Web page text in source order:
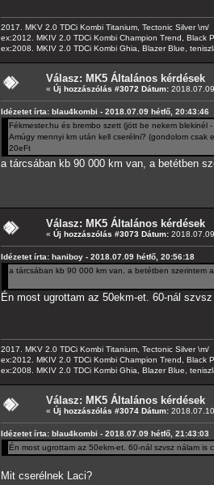
2017. MKV 2.0 TDCi Kombi Titanium, Tectonic Silver \m/
ex:2012. MKIV 2.0 TDCi Kombi Champion Trend, Black
ex:2008. MKIV 2.0 TDCi Kombi Ghia, Blazer Blue,
Válasz: MK5 Általános kérdések
« Új hozzászólás #3072 Dátum:
Idézetet írta: blau4kombi - 2018.07.09 hétfő, 20:43:46
Fékmester.hu és brembo szett (jött be nekem blekinél
Amúgy mennyi km után kell cserélni? (gondolom csak
20eFt
a tárcsában kb 90 000 km van, a betétben
Válasz: MK5 Általános kérdések
« Új hozzászólás #3073 Dátum:
Idézetet írta: haniboy - 2018.07.09 hétfő, 20:56:18
a tárcsában kb 90 000 km van, a betétben szerintem
Én most ugrottam az 50ekm-et. 60-nál
2017. MKV 2.0 TDCi Kombi Titanium, Tectonic Silver \m/
ex:2012. MKIV 2.0 TDCi Kombi Champion Trend, Black
ex:2008. MKIV 2.0 TDCi Kombi Ghia, Blazer Blue,
Válasz: MK5 Általános kérdések
« Új hozzászólás #3074 Dátum:
Idézetet írta: blau4kombi - 2018.07.09 hétfő, 21:43:03
Én most ugrottam az 50ekm-et. 60-nál szvsz nálam is
Mit cserélnek Laci?